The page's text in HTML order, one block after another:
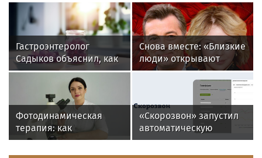
Гастроэнтеролог
Садыков объяснил, как
сахар в рационе
ускоряет изнашивание
тканей
Снова вместе: «Близкие
люди» открывают
новый театральный
Фотодинамическая
терапия: как
современные
«Скорозвон» запустил
автоматическую
замену номеров при